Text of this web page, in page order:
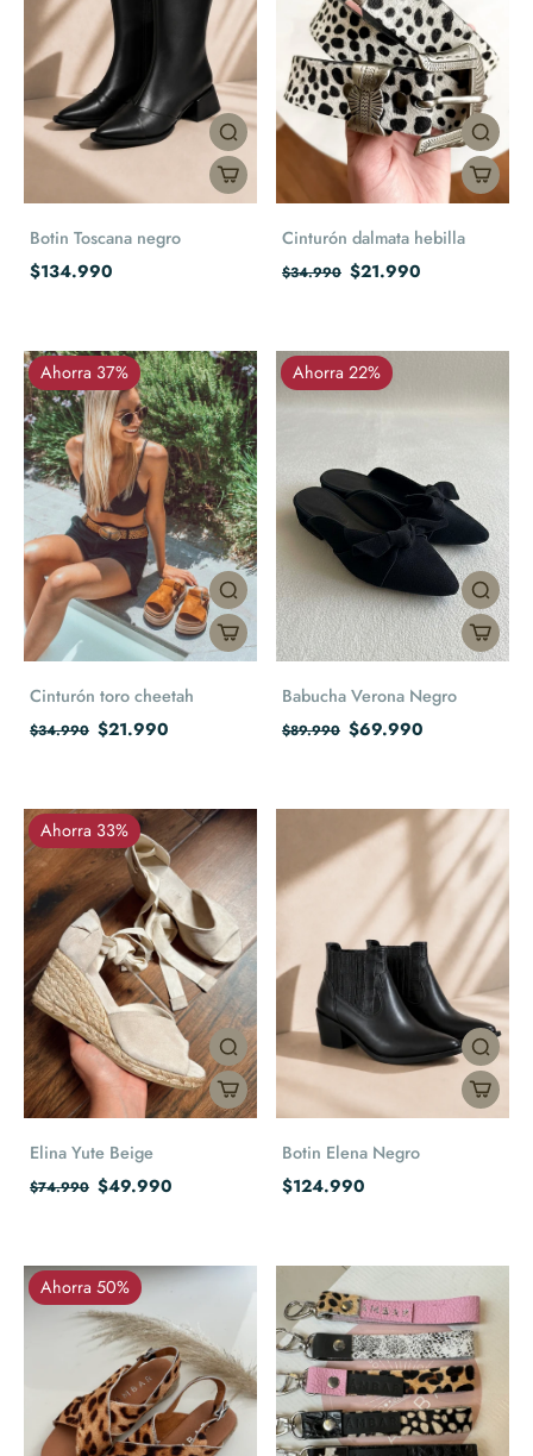
Botin Toscana negro
$134.990
Cinturón dalmata hebilla
$34.990 $21.990
Ahorra 37%
Cinturón toro cheetah
$34.990 $21.990
Ahorra 22%
Babucha Verona Negro
$89.990 $69.990
Ahorra 33%
Elina Yute Beige
$74.990 $49.990
Botin Elena Negro
$124.990
Ahorra 50%